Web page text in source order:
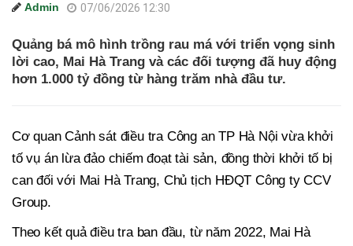
Admin 07/06/2026 12:30
Quảng bá mô hình trồng rau má với triển vọng sinh
lời cao, Mai Hà Trang và các đối tượng đã huy động
hơn 1.000 tỷ đồng từ hàng trăm nhà đầu tư.
Cơ quan Cảnh sát điều tra Công an TP Hà Nội vừa khởi
tố vụ án lừa đảo chiếm đoạt tài sản, đồng thời khởi tố bị
can đối với Mai Hà Trang, Chủ tịch HĐQT Công ty CCV
Group.
Theo kết quả điều tra ban đầu, từ năm 2022, Mai Hà